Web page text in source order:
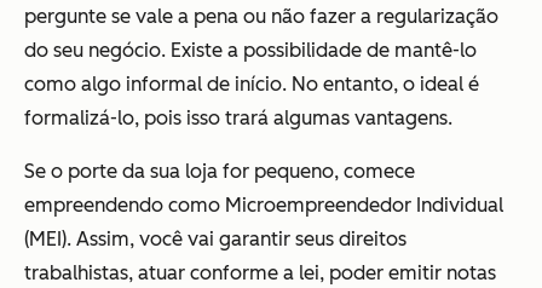
pergunte se vale a pena ou não fazer a regularização
do seu negócio. Existe a possibilidade de mantê-lo
como algo informal de início. No entanto, o ideal é
formalizá-lo, pois isso trará algumas vantagens.
Se o porte da sua loja for pequeno, comece
empreendendo como Microempreendedor Individual
(MEI). Assim, você vai garantir seus direitos
trabalhistas, atuar conforme a lei, poder emitir notas